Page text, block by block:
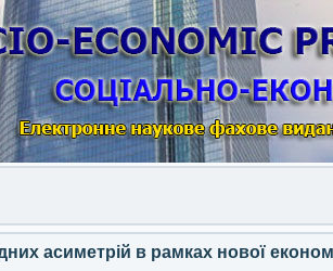
асиметрій в рамках нової